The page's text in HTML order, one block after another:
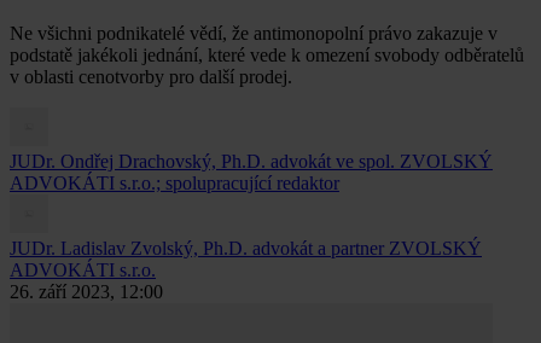
Ne všichni podnikatelé vědí, že antimonopolní právo zakazuje v
podstatě jakékoli jednání, které vede k omezení svobody odběratelů
v oblasti cenotvorby pro další prodej.
JUDr. Ondřej Drachovský, Ph.D. advokát ve spol. ZVOLSKÝ
ADVOKÁTI s.r.o.; spolupracující redaktor
JUDr. Ladislav Zvolský, Ph.D. advokát a partner ZVOLSKÝ
ADVOKÁTI s.r.o.
26. září 2023, 12:00